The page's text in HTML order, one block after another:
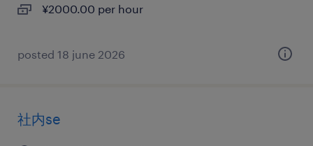
¥2000.00 per hour
posted 18 june 2026
社内se